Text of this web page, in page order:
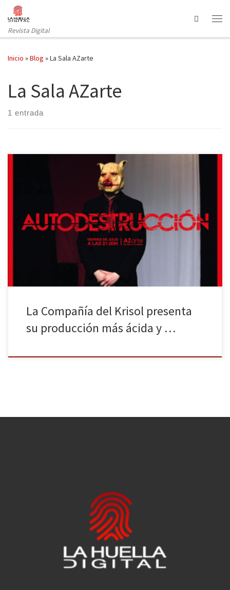
Saltar al contenido
Revista Digital
Search
Inicio »Blog »La Sala AZarte
La Sala AZarte
1 entrada
La Sala AZarte presentará el próximo viernes el último pase de
Autodestrucción tras colgar el cartel de «completo» en los tres
anteriores. La nueva obra de La Compañía del Krisol está basada
en parte de la trilogía de Esteve Soler; Contra el progreso y Contra
el amor. Estos textos han […]
La Compañía del Krisol presenta
su producción más ácida y …